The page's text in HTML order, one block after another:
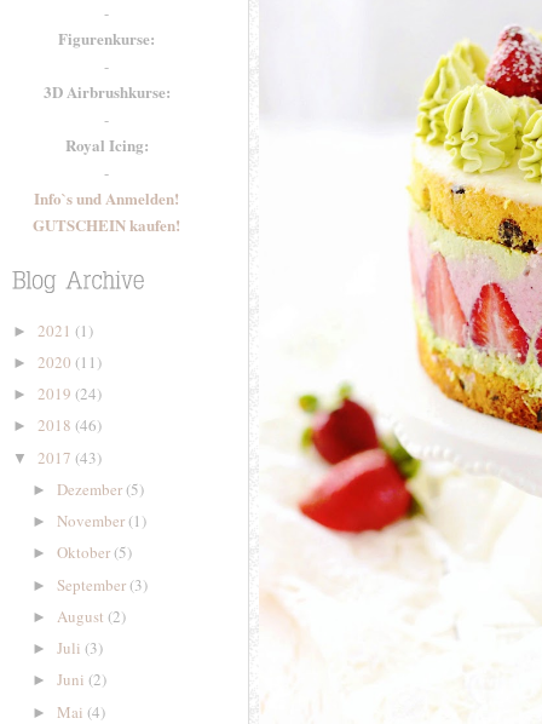
-
Figurenkurse:
-
3D Airbrushkurse:
-
Royal Icing:
-
Info`s und Anmelden!
GUTSCHEIN kaufen!
► 2021 (1)
► 2020 (11)
► 2019 (24)
► 2018 (46)
▼ 2017 (43)
► Dezember(5)
► November(1)
► Oktober(5)
► September(3)
► August (2)
► Juli (3)
► Juni (2)
► Mai (4)